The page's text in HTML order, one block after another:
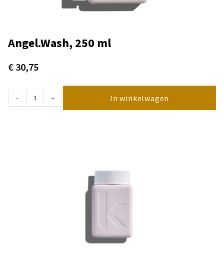
Angel.Wash, 250 ml
€ 30,75
- + In winkelwagen